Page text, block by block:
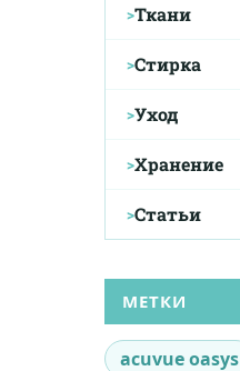
Ткани
Стирка
Уход
Хранение
Статьи
МЕТКИ
acuvue oasys